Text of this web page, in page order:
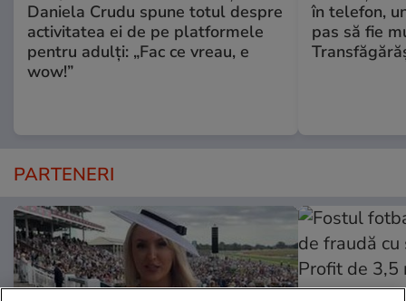
Daniela Crudu spune totul despre
activitatea ei de pe platformele
pentru adulți: „Fac ce vreau, e
wow!”
în telefon,
pas să fie
PARTENERI